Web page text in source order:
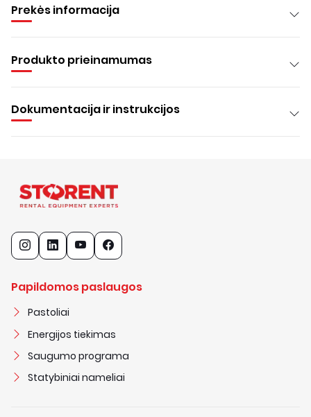
Prekės informacija
Produkto prieinamumas
Dokumentacija ir instrukcijos
Papildomos paslaugos
Pastoliai
Energijos tiekimas
Saugumo programa
Statybiniai nameliai